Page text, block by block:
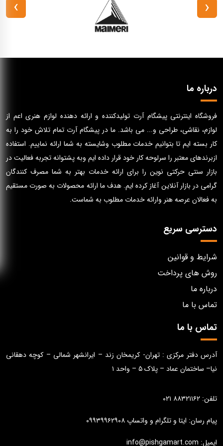
‹
›
درباره ما
فروشگاه اینترنتی پیشگام آرت تولیدکننده و ارائه دهنده لوازم هنری اعم از
لوازم، نقاشی، طراحی و... می باشد. ما در پیشگام آرت تمام تلاش خود را به
کار بسته ایم تا بتوانیم خدمات مطلوب وشایسته به شما ارائه نماییم. استفاده
ازبرندهای معتبر را سرلوحه کار خود قرار داده ایم وبه پشتوانه تجربه فعالیت در
بازار سنتی حرکتی نوین را برای ارائه خدمات بهتر به شما مصرف کنندگان
گرامی در بازار آنلاین آغاز کرده ایم. هدف ما ارائه محصولات به صورت مستقیم
به فعالان عرصه هنر وارائه خدمات مطلوب به شماست.
دسترسی سریع
شرایط و قوانین
روش های پرداخت
درباره ما
تماس با ما
تماس با ما
آدرس دفتر مرکزی : تهران- کریمخان زند – ایرانشهر شمالی – کوچه دهقانی
نیا– ساختمان عماد – پلاک ۵ – واحد ۱
تلفن: ۸۸۳۲۱۱۶۲ ۰۲۱
پیام رسان: ایتا و تلگرام و واتساپ ۰۹۹۳۹۹۶۲۹۰۸
ایمیل: info@pishgamart.com